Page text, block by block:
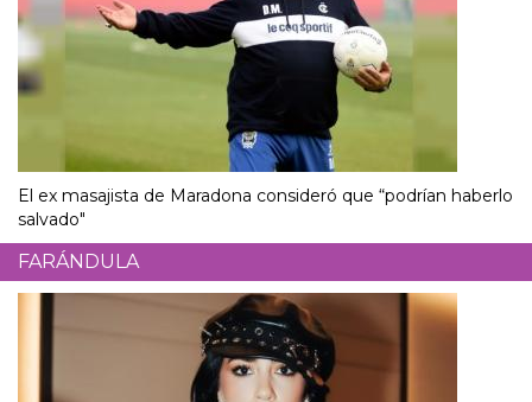
El ex masajista de Maradona consideró que “podrían haberlo
salvado"
FARÁNDULA